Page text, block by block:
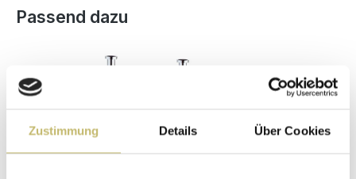
Zustimmung Details Über Cookies
Produktgalerie überspringen
Passend dazu